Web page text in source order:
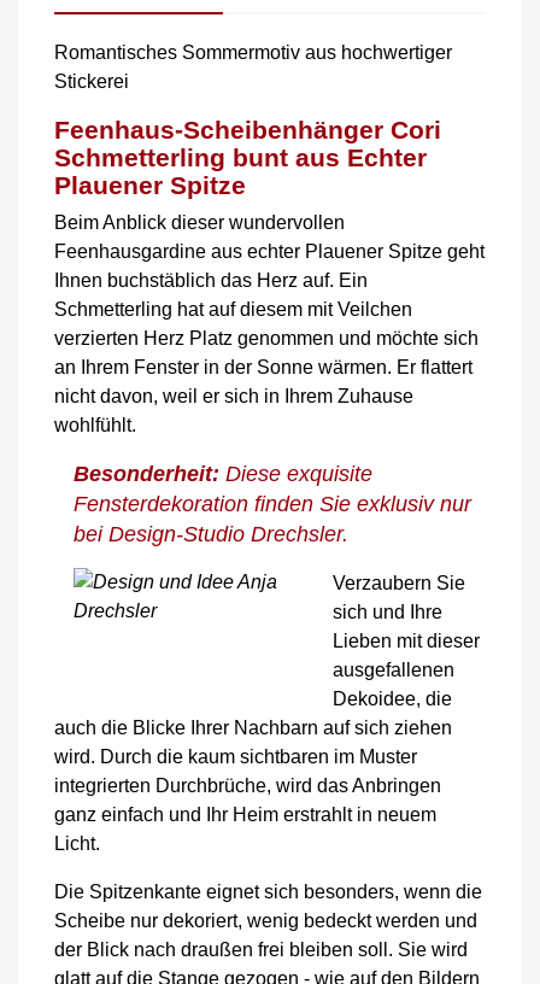
Romantisches Sommermotiv aus hochwertiger
Stickerei
Feenhaus-Scheibenhänger Cori
Schmetterling bunt aus Echter
Plauener Spitze
Beim Anblick dieser wundervollen
Feenhausgardine aus echter Plauener Spitze geht
Ihnen buchstäblich das Herz auf. Ein
Schmetterling hat auf diesem mit Veilchen
verzierten Herz Platz genommen und möchte sich
an Ihrem Fenster in der Sonne wärmen. Er flattert
nicht davon, weil er sich in Ihrem Zuhause
wohlfühlt.
Besonderheit: Diese exquisite
Fensterdekoration finden Sie exklusiv nur
bei Design-Studio Drechsler.
Verzaubern Sie
sich und Ihre
Lieben mit dieser
ausgefallenen
Dekoidee, die
auch die Blicke Ihrer Nachbarn auf sich ziehen
wird. Durch die kaum sichtbaren im Muster
integrierten Durchbrüche, wird das Anbringen
ganz einfach und Ihr Heim erstrahlt in neuem
Licht.
Die Spitzenkante eignet sich besonders, wenn die
Scheibe nur dekoriert, wenig bedeckt werden und
der Blick nach draußen frei bleiben soll. Sie wird
glatt auf die Stange gezogen - wie auf den Bildern